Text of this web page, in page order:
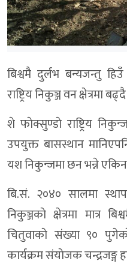
बिश्वमै दुर्लभ बन्यजन्तु
राष्ट्रिय निकुञ्ज वन क्षेत्रमा
शे फाेक्सुण्डाे राष्ट्रिय
उपयुक्त बासस्थान
यश निकुन्जमा छन भन्ने एकिन
बि.सं. २०४० सालमा
निकुञ्जकाे क्षेत्रमा मात्र
चितुवाकाे संख्या ९०
कार्यक्रम संयाेजक चन्द्रजङ्ग